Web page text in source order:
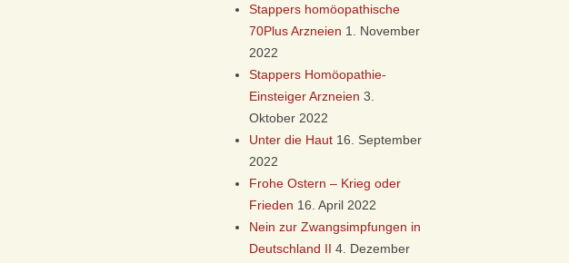
Stappers homöopathische
70Plus Arzneien 1. November
2022
Stappers Homöopathie-
Einsteiger Arzneien 3.
Oktober 2022
Unter die Haut 16. September
2022
Frohe Ostern – Krieg oder
Frieden 16. April 2022
Nein zur Zwangsimpfungen in
Deutschland II 4. Dezember